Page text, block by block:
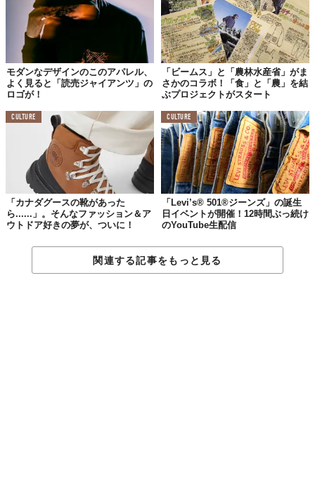
モダンなデザインのこのアパレル、
よく見ると「読売ジャイアンツ」の
ロゴが！
「ビームス」と「農林水産省」がま
さかのコラボ！「食」と「農」を結
ぶプロジェクトがスタート
CULTURE
「カナダグースの靴があった
ら......」。そんなファッション＆ア
ウトドア好きの夢が、ついに！
CULTURE
「Levi’s® 501®ジーンズ」の誕生
日イベントが開催！12時間ぶっ続け
のYouTube生配信
関連する記事をもっと見る